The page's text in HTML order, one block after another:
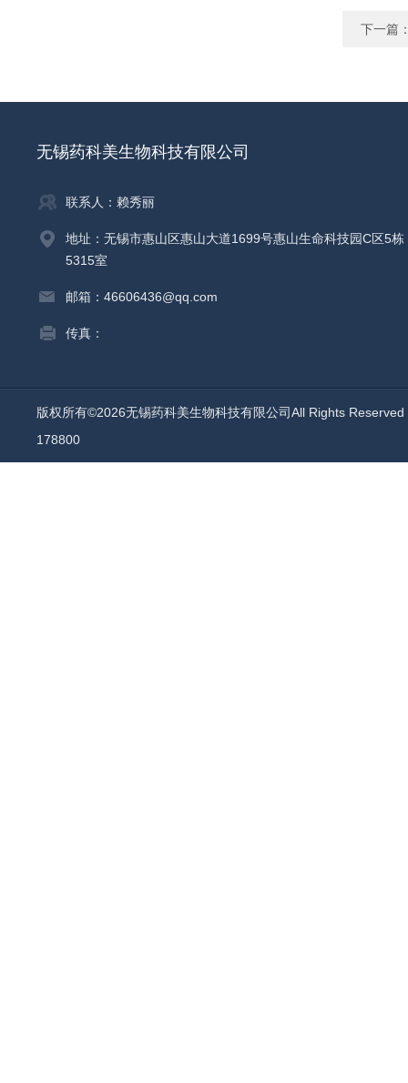
下一篇
无锡药科美生物科技有限公司
联系人：赖秀丽
地址：无锡市惠山区惠山大道1699号惠山生命科技园C区5栋
5315室
邮箱：46606436@qq.com
传真：
版权所有©2026无锡药科美生物科技有限公司All Rights
178800